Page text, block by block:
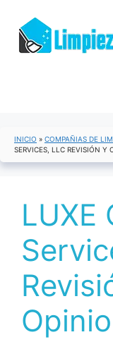
contenido
INICIO » COMPAÑIAS DE
SERVICES, LLC REVISIÓN Y
LUXE